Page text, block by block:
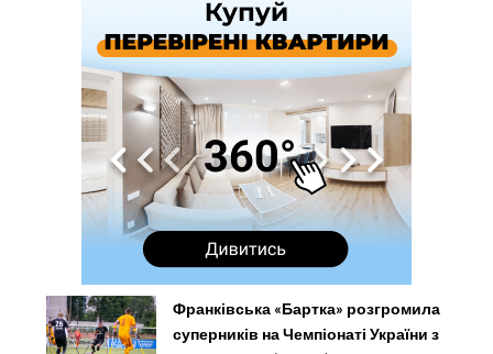
Франківська «Бартка» розгромила
суперників на Чемпіонаті України з